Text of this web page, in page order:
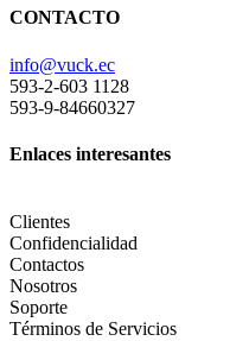
CONTACTO
info@vuck.ec
593-2-603 1128
593-9-84660327
Enlaces interesantes
Clientes
Confidencialidad
Contactos
Nosotros
Soporte
Términos de Servicios